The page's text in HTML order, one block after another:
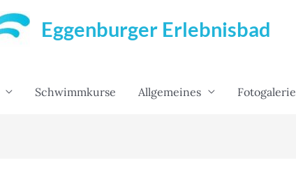
Eggenburger Erlebnisbad
Schwimmkurse Allgemeines Fotogalerie